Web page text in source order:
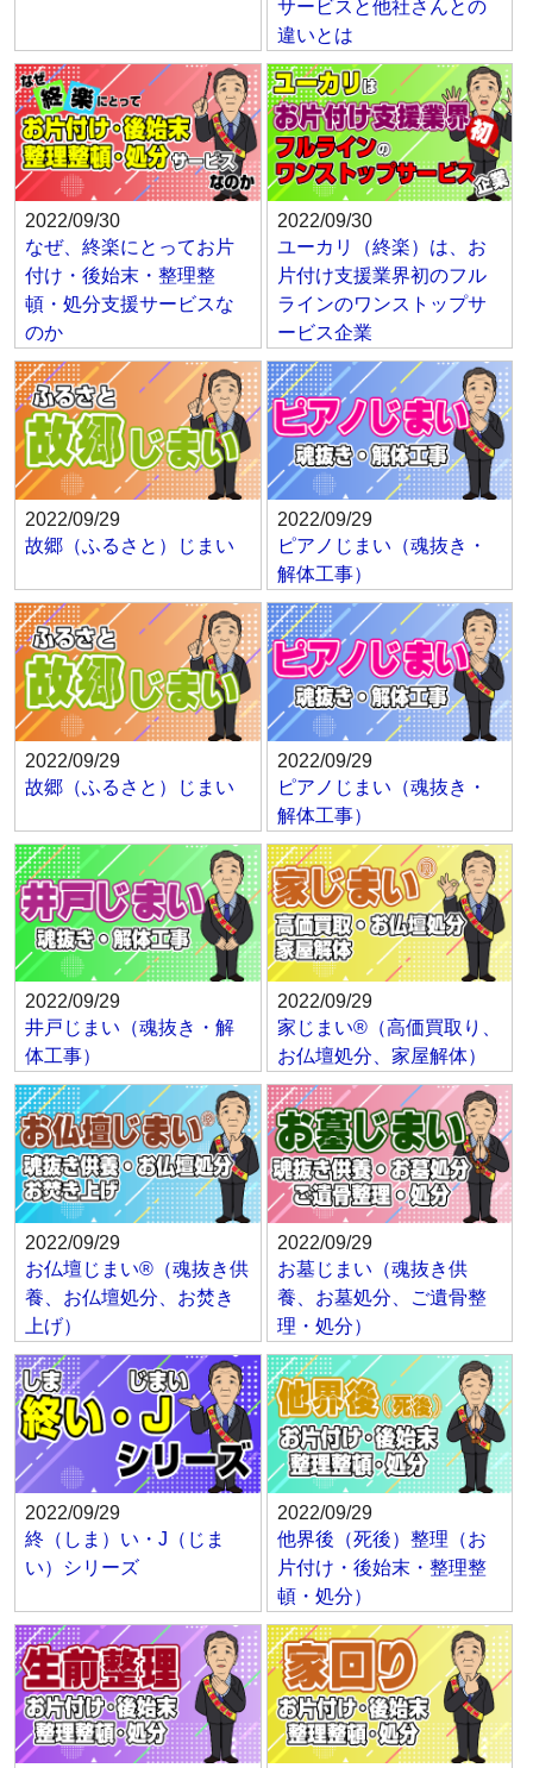
サービスと他社さんとの
違いとは
2022/09/30
なぜ、終楽にとってお片
付け・後始末・整理整
頓・処分支援サービスな
のか
2022/09/30
ユーカリ（終楽）は、お
片付け支援業界初のフル
ラインのワンストップサ
ービス企業
2022/09/29
故郷（ふるさと）じまい
2022/09/29
ピアノじまい（魂抜き・
解体工事）
2022/09/29
故郷（ふるさと）じまい
2022/09/29
ピアノじまい（魂抜き・
解体工事）
2022/09/29
井戸じまい（魂抜き・解
体工事）
2022/09/29
家じまい®（高価買取り、
お仏壇処分、家屋解体）
2022/09/29
お仏壇じまい®（魂抜き供
養、お仏壇処分、お焚き
上げ）
2022/09/29
お墓じまい（魂抜き供
養、お墓処分、ご遺骨整
理・処分）
2022/09/29
終（しま）い・J（じま
い）シリーズ
2022/09/29
他界後（死後）整理（お
片付け・後始末・整理整
頓・処分）